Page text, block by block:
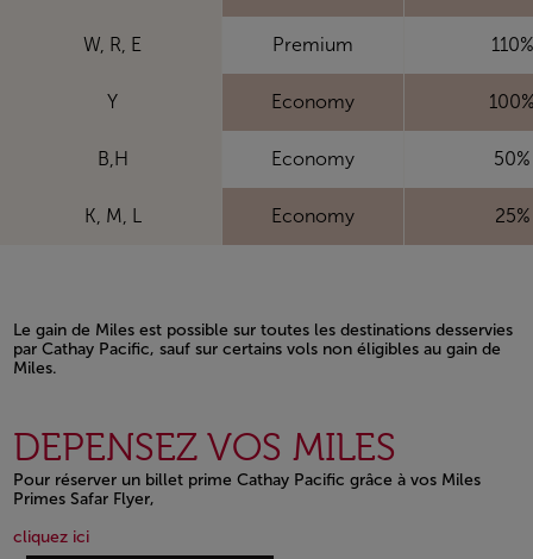
W, R, E Premium 110%
Y Economy
B,H Economy 50%
K, M, L Economy 25%
Le gain de Miles est possible sur toutes les destinations desservies
par Cathay Pacific, sauf sur certains vols non éligibles au gain de
Miles.
DEPENSEZ VOS MILES
Pour réserver un billet prime Cathay Pacific grâce à vos Miles
Primes Safar Flyer,
Open in a new window
cliquez iciOpen in a new window